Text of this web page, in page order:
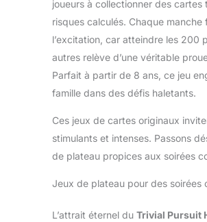
À
défausse il doit immédiatement
avec l’une de ses douze cartes
visible. S’il se décide pour la carte
pioche, il peut regarder la carte et
l’échanger contre l’une de ses
visibles). S’il ne veut pas garder
joue une carte action, il résout
effets. Il est possible de défausser
coup si toutes les cartes d’une
sont identiques. Lorsqu’un joueur a
joueurs comptent les points des
devant eux. Dès qu’un joueur
plus, le joueur ayant cumulé le
joueurs à collectionner des
risques calculés. Chaque manche
l’excitation, car atteindre les 200
autres relève d’une véritable
Parfait à partir de 8 ans, ce jeu
famille dans des défis haletants.
Ces jeux de cartes originaux
stimulants et intenses. Passons
de plateau propices aux soirées
Jeux de plateau pour des soirées
L’attrait éternel du Trivial Pursuit